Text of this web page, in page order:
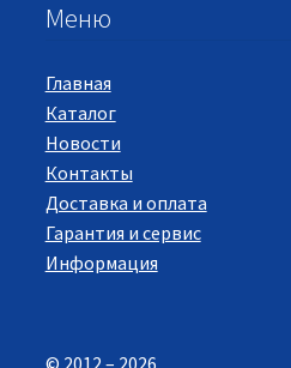
Меню
Главная
Каталог
Новости
Контакты
Доставка и оплата
Гарантия и сервис
Информация